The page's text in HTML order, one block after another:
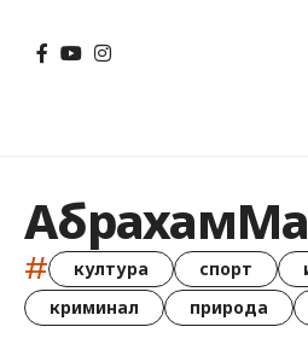
# култура спорт
криминал
природа